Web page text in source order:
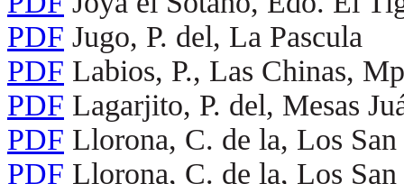
PDF Jugo, P. del, La Pascula
PDF Labios, P., Las Chinas,
PDF Lagarjito, P. del, Mesas
PDF Llorona, C. de la, Los
PDF Llorona, C. de la, Los